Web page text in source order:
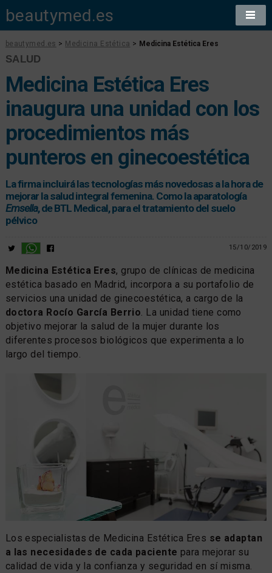
beautymed.es
beautymed.es > Medicina Estética > Medicina Estética Eres
SALUD
Medicina Estética Eres
inaugura una unidad con los
procedimientos más
punteros en ginecoestética
La firma incluirá las tecnologías más novedosas a la hora de
mejorar la salud integral femenina. Como la aparatología
Emsella, de BTL Medical, para el tratamiento del suelo
pélvico
15/10/2019
Medicina Estética Eres, grupo de clínicas de medicina
estética basado en Madrid, incorpora a su portafolio de
servicios una unidad de ginecoestética, a cargo de la
doctora Rocío García Berrio. La unidad tiene como
objetivo mejorar la salud de la mujer durante los
diferentes procesos biológicos que experimenta a lo
largo del tiempo.
Los especialistas de Medicina Estética Eres se adaptan
a las necesidades de cada paciente para mejorar su
calidad de vida y la confianza y seguridad en sí misma.